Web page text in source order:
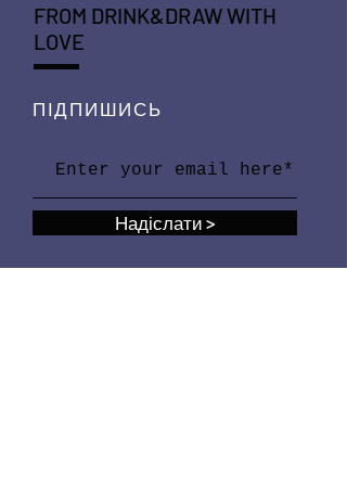
FROM DRINK&DRAW WITH
LOVE
ПІДПИШИСЬ
Надіслати >